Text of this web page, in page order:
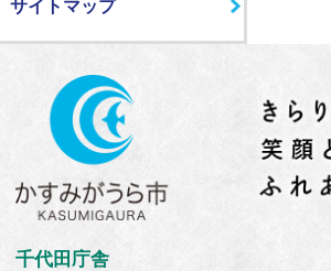
サイトマップ
千代田庁舎